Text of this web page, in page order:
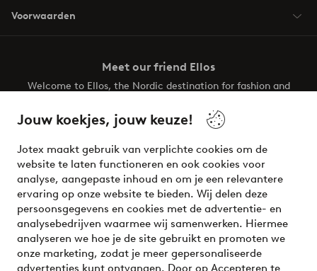
Jouw koekjes, jouw keuze!
Jotex maakt gebruik van verplichte cookies om de
website te laten functioneren en ook cookies voor
analyse, aangepaste inhoud en om je een relevantere
ervaring op onze website te bieden. Wij delen deze
persoonsgegevens en cookies met de advertentie- en
analysebedrijven waarmee wij samenwerken. Hiermee
analyseren we hoe je de site gebruikt en promoten we
onze marketing, zodat je meer gepersonaliseerde
advertenties kunt ontvangen. Door op Accepteren te
Voorwaarden
Meet our friend Ellos
Welcome to Ellos, the Nordic destination for fashion and
your wardrobe. Your next inspiring look is here!
Veilig betalen - Nu betalen of opsplitsen
Wil je meer weten over onze betaalopties?